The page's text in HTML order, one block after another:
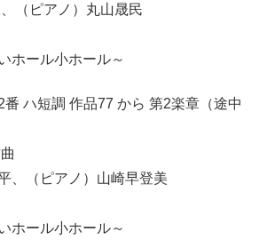
（ピアノ）丸山晟民
ホール小ホール～
番 ハ短調 作品77 から 第2楽章（途中
、（ピアノ）山崎早登美
ホール小ホール～